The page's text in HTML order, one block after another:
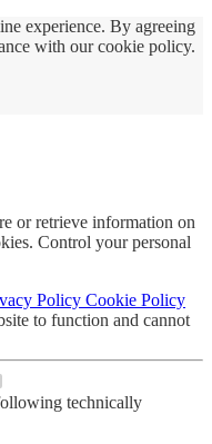
experience. By agreeing
with our cookie policy.
or retrieve information on
Control your personal
Policy Cookie Policy
to function and cannot
technically